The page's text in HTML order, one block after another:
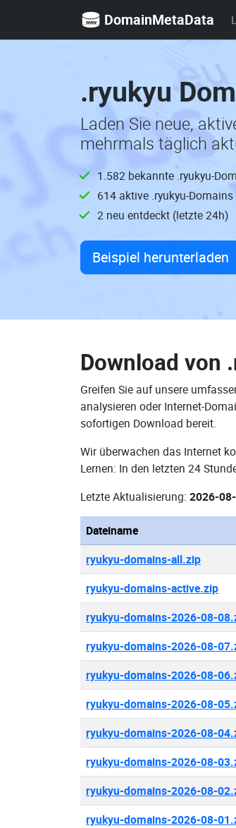
DomainMetaData
.ryukyu
Laden Sie neue,
mehrmals täglich
1.582 bekannte .ryukyu-
614 aktive .ryukyu-Domains
2 neu entdeckt (letzte 24h)
Beispiel herunterladen
Download von
Greifen Sie auf unsere
analysieren oder Internet-
sofortigen Download bereit.
Wir überwachen das Internet
Lernen: In den letzten 24
Letzte Aktualisierung: 2026-
Dateiname
ryukyu-domains-all.zip
ryukyu-domains-active.zip
ryukyu-domains-2026-08-
ryukyu-domains-2026-08-
ryukyu-domains-2026-08-
ryukyu-domains-2026-08-
ryukyu-domains-2026-08-
ryukyu-domains-2026-08-
ryukyu-domains-2026-08-
ryukyu-domains-2026-08-